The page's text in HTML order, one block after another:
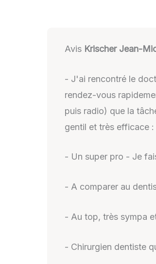
Avis Krischer Jean-
- J'ai rencontré le
rendez-vous
puis radio) que la
gentil et très efficace
- Un super pro - Je
- A comparer au
- Au top, très sympa
- Chirurgien dentiste